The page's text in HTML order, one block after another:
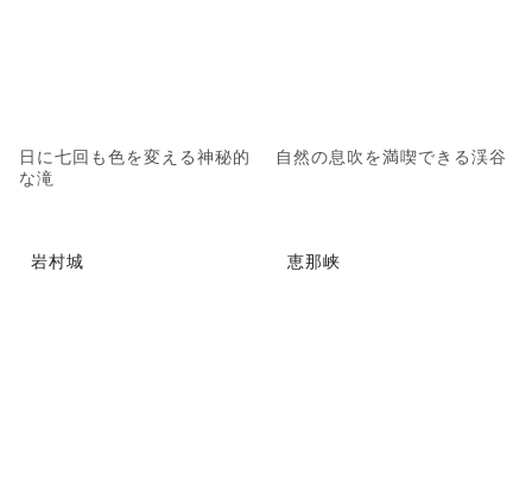
日に七回も色を変える神秘的
な滝
自然の息吹を満喫できる渓谷
岩村城 恵那峡